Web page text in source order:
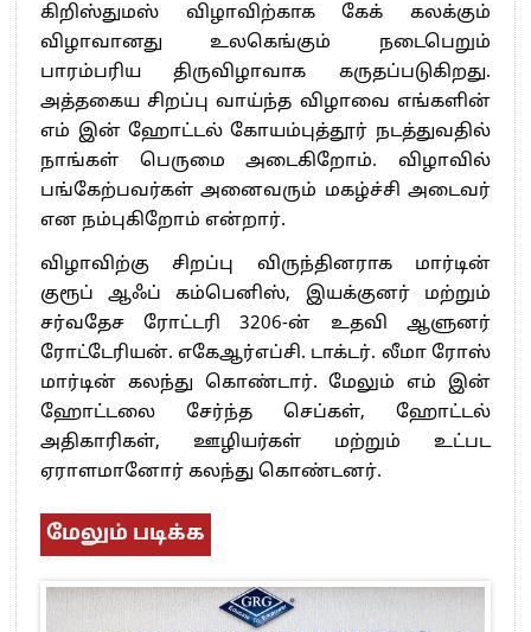
கிறிஸ்துமஸ் விழாவிற்காக கேக் கலக்கும்
விழாவானது உலகெங்கும் நடைபெறும்
பாரம்பரிய திருவிழாவாக கருதப்படுகிறது.
அத்தகைய சிறப்பு வாய்ந்த விழாவை எங்களின்
எம் இன் ஹோட்டல் கோயம்புத்தூர் நடத்துவதில்
நாங்கள் பெருமை அடைகிறோம். விழாவில்
பங்கேற்பவர்கள் அனைவரும் மகழ்ச்சி அடைவர்
என நம்புகிறோம் என்றார்.
விழாவிற்கு சிறப்பு விருந்தினராக மார்டின்
குரூப் ஆஃப் கம்பெனிஸ், இயக்குனர் மற்றும்
சர்வதேச ரோட்டரி 3206-ன் உதவி ஆளுனர்
ரோட்டேரியன். எகேஆர்எப்சி. டாக்டர். லீமா ரோஸ்
மார்டின் கலந்து கொண்டார். மேலும் எம் இன்
ஹோட்டலை சேர்ந்த செப்கள், ஹோட்டல்
அதிகாரிகள், ஊழியர்கள் மற்றும் உட்பட
ஏராளமானோர் கலந்து கொண்டனர்.
மேலும் படிக்க